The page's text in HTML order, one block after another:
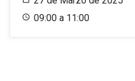
09:00 a 11:00